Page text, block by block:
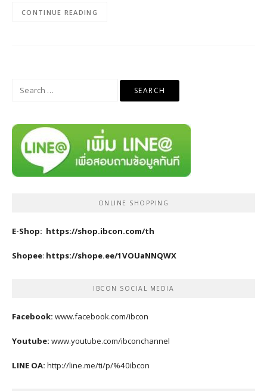
CONTINUE READING
Search
ONLINE SHOPPING
E-Shop: https://shop.ibcon.com/th
Shopee: https://shope.ee/1VOUaNNQWX
IBCON SOCIAL MEDIA
Facebook: www.facebook.com/ibcon
Youtube: www.youtube.com/ibconchannel
LINE OA: http://line.me/ti/p/%40ibcon